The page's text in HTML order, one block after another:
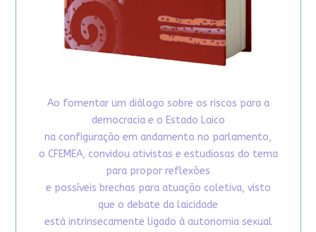
Ao fomentar um diálogo sobre os riscos para a
democracia e o Estado Laico
na configuração em andamento no parlamento,
o CFEMEA, convidou ativistas e estudiosas do tema
para propor reflexões
e possíveis brechas para atuação coletiva, visto
que o debate da laicidade
está intrinsecamente ligado à autonomia sexual